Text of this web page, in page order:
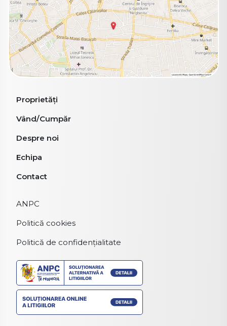
Proprietăți
Vând/Cumpăr
Despre noi
Echipa
Contact
ANPC
Politică cookies
Politică de confidențialitate